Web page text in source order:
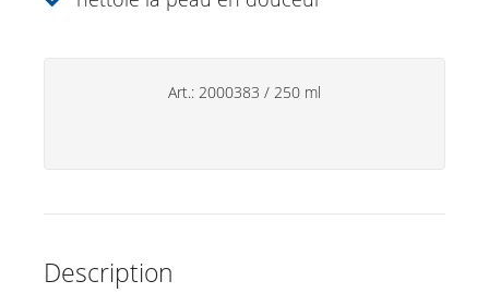
Aromathérapie
Déodorants
Art.: 2000383 / 250 ml
Description